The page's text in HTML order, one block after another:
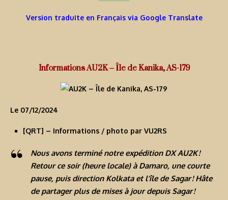
Version traduite en Français via Google Translate
Informations AU2K – Île de Kanika, AS-179
Le 07/12/2024
[QRT] – Informations / photo par VU2RS
Nous avons terminé notre expédition DX AU2K !
Retour ce soir (heure locale) à Damaro, une courte
pause, puis direction Kolkata et l’île de Sagar ! Hâte
de partager plus de mises à jour depuis Sagar !